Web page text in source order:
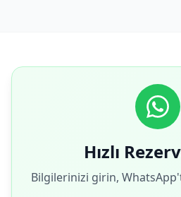
Hızlı
Bilgilerinizi girin,